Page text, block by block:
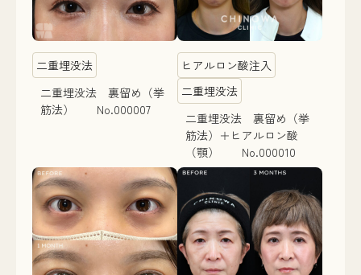
二重埋没法
二重埋没法 裏留め（挙
筋法） No.000007
ヒアルロン酸注入
二重埋没法
二重埋没法 裏留め（挙
筋法）＋ヒアルロン酸
（顎） No.000010